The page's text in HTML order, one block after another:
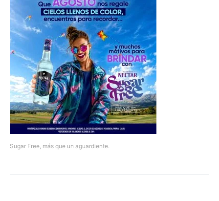
Sugar Free, más que un aguardiente.